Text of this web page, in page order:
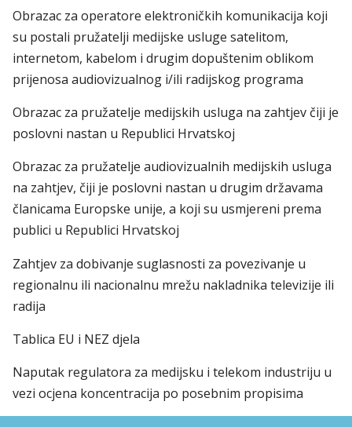
Obrazac za operatore elektroničkih komunikacija koji
su postali pružatelji medijske usluge satelitom,
internetom, kabelom i drugim dopuštenim oblikom
prijenosa audiovizualnog i/ili radijskog programa
Obrazac za pružatelje medijskih usluga na zahtjev čiji je
poslovni nastan u Republici Hrvatskoj
Obrazac za pružatelje audiovizualnih medijskih usluga
na zahtjev, čiji je poslovni nastan u drugim državama
članicama Europske unije, a koji su usmjereni prema
publici u Republici Hrvatskoj
Zahtjev za dobivanje suglasnosti za povezivanje u
regionalnu ili nacionalnu mrežu nakladnika televizije ili
radija
Tablica EU i NEZ djela
Naputak regulatora za medijsku i telekom industriju u
vezi ocjena koncentracija po posebnim propisima